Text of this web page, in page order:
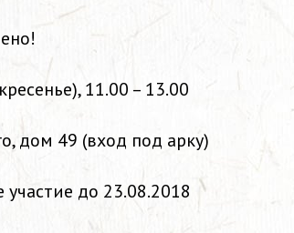
11.00 – 13.00
дом 49 (вход под арку)
до 23.08.2018